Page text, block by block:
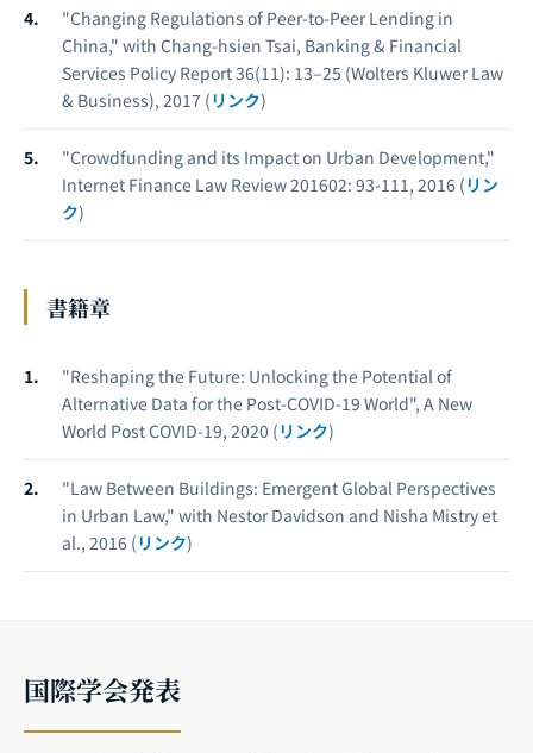
"Changing Regulations of Peer-to-Peer Lending in
China," with Chang-hsien Tsai, Banking & Financial
Services Policy Report 36(11): 13–25 (Wolters Kluwer Law
& Business), 2017 (リンク)
"Crowdfunding and its Impact on Urban Development,"
Internet Finance Law Review 201602: 93-111, 2016 (リン
ク)
書籍章
"Reshaping the Future: Unlocking the Potential of
Alternative Data for the Post-COVID-19 World", A New
World Post COVID-19, 2020 (リンク)
"Law Between Buildings: Emergent Global Perspectives
in Urban Law," with Nestor Davidson and Nisha Mistry et
al., 2016 (リンク)
国際学会発表